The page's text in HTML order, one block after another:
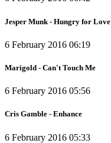
Jesper Munk - Hungry for Love
6 February 2016 06:19
Marigold - Can't Touch Me
6 February 2016 05:56
Cris Gamble - Enhance
6 February 2016 05:33